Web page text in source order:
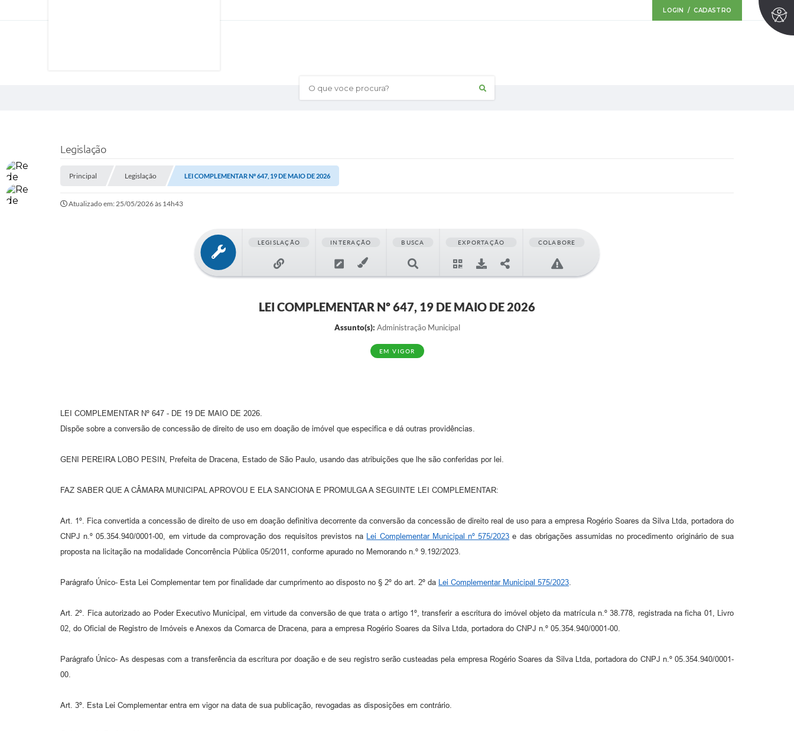
LOGIN / CADASTRO
O que voce procura?
Legislação
Principal Legislação LEI COMPLEMENTAR Nº 647, 19 DE MAIO DE 2026
Atualizado em: 25/05/2026 às 14h43
LEGISLAÇÃO INTERAÇÃO BUSCA EXPORTAÇÃO COLABORE
LEI COMPLEMENTAR Nº 647, 19 DE MAIO DE 2026
Assunto(s): Administração Municipal
EM VIGOR
LEI COMPLEMENTAR Nº 647 - DE 19 DE MAIO DE 2026.
Dispõe sobre a conversão de concessão de direito de uso em doação de imóvel que especifica e dá outras providências.
GENI PEREIRA LOBO PESIN, Prefeita de Dracena, Estado de São Paulo, usando das atribuições que lhe são conferidas por lei.
FAZ SABER QUE A CÂMARA MUNICIPAL APROVOU E ELA SANCIONA E PROMULGA A SEGUINTE LEI COMPLEMENTAR:
Art. 1º. Fica convertida a concessão de direito de uso em doação definitiva decorrente da conversão da concessão de direito real de uso para a empresa Rogério Soares da Silva Ltda, portadora do
CNPJ n.º 05.354.940/0001-00, em virtude da comprovação dos requisitos previstos na Lei Complementar Municipal nº 575/2023 e das obrigações assumidas no procedimento originário de sua
proposta na licitação na modalidade Concorrência Pública 05/2011, conforme apurado no Memorando n.º 9.192/2023.
Parágrafo Único- Esta Lei Complementar tem por finalidade dar cumprimento ao disposto no § 2º do art. 2º da Lei Complementar Municipal 575/2023.
Art. 2º. Fica autorizado ao Poder Executivo Municipal, em virtude da conversão de que trata o artigo 1º, transferir a escritura do imóvel objeto da matrícula n.º 38.778, registrada na ficha 01, Livro
02, do Oficial de Registro de Imóveis e Anexos da Comarca de Dracena, para a empresa Rogério Soares da Silva Ltda, portadora do CNPJ n.º 05.354.940/0001-00.
Parágrafo Único- As despesas com a transferência da escritura por doação e de seu registro serão custeadas pela empresa Rogério Soares da Silva Ltda, portadora do CNPJ n.º 05.354.940/0001-
00.
Art. 3º. Esta Lei Complementar entra em vigor na data de sua publicação, revogadas as disposições em contrário.